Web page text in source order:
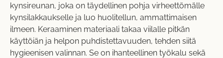
kynsireunan, joka on täydellinen pohja virheettömälle
kynsilakkaukselle ja luo huolitellun, ammattimaisen
ilmeen. Keraaminen materiaali takaa viilalle pitkän
käyttöiän ja helpon puhdistettavuuden, tehden siitä
hygieenisen valinnan. Se on ihanteellinen työkalu sekä